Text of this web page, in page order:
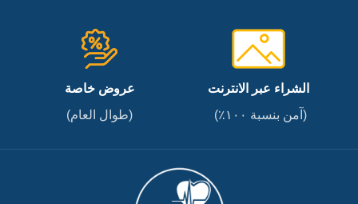
الشراء عبر الانترنت
(آمن بنسبة ١٠٠٪)
عروض خاصة
(طوال العام)